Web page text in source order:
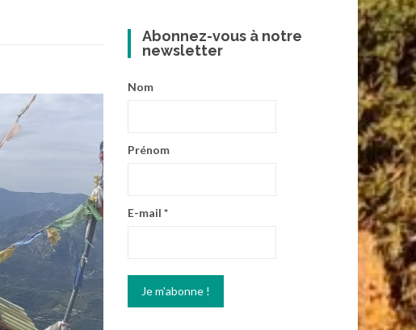
Abonnez-vous à notre
newsletter
Nom
Prénom
E-mail *